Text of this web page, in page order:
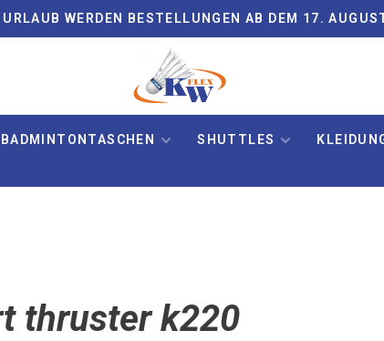
WERDEN BESTELLUNGEN AB DEM 17.
BADMINTONTASCHEN SHUTTLES
thruster k220